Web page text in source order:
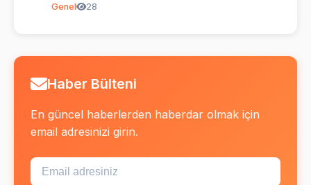
Genel 28
Haber Bülteni
En güncel haberlerden haberdar olmak için
email adresinizi girin.